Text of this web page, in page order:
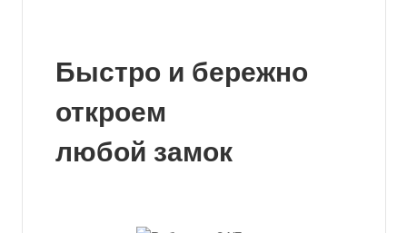
Быстро и бережно
откроем
любой замок